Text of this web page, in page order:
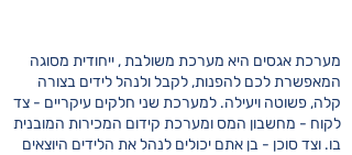
מערכת אגסים היא מערכת משולבת , ייחודית מסוגה
המאפשרת לכם להפנות, לקבל ולנהל לידים בצורה
קלה, פשוטה ויעילה. למערכת שני חלקים עיקריים - צד
לקוח - מחשבון המס ומערכת קידום המכירות המובנית
בו. וצד סוכן - בן אתם יכולים לנהל את הלידים היוצאים